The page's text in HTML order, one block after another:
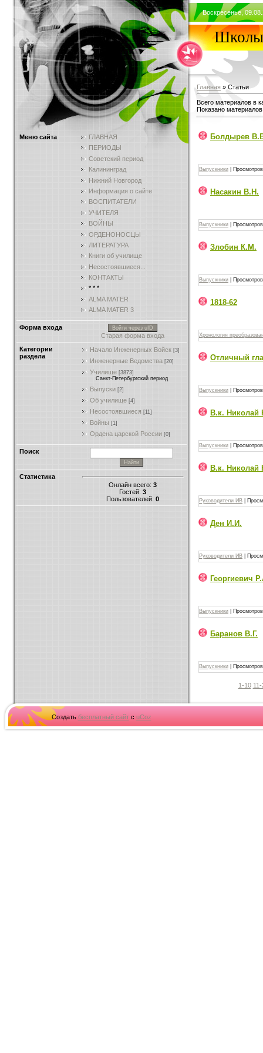
Меню сайта
ГЛАВНАЯ
ПЕРИОДЫ
Советский период
Калининград
Нижний Новгород
Информация о сайте
ВОСПИТАТЕЛИ
УЧИТЕЛЯ
ВОЙНЫ
ОРДЕНОНОСЦЫ
ЛИТЕРАТУРА
Книги об училище
Несостоявшиеся...
КОНТАКТЫ
* * *
ALMA MATER
ALMA MATER 3
Форма входа Войти через uID
Старая форма входа
Категории
раздела
Начало Инженерных Войск [3]
Инженерные Ведомства [20]
Училищe [3873]
Санкт-Петербургский период
Выпуски [2]
Об училище [4]
Несостоявшиеся [11]
Войны [1]
Ордена царской России [0]
Поиск
Статистика
Онлайн всего: 3
Гостей: 3
Пользователей: 0
Воскресенье,
Школы
Главная » Статьи
Всего материалов в
Показано материалов
Болдырев
Выпускники
Насакин В.Н.
Выпускники
Злобин К.М.
Выпускники
1818-62
Хронология
Отличный
Выпускники
В.к.
Выпускники
В.к. Николай
Руководители ИВ
Ден И.И.
Руководители ИВ
Георгиевич
Выпускники
Баранов В.Г.
Выпускники
1-10
Создать бесплатный сайтс uCoz